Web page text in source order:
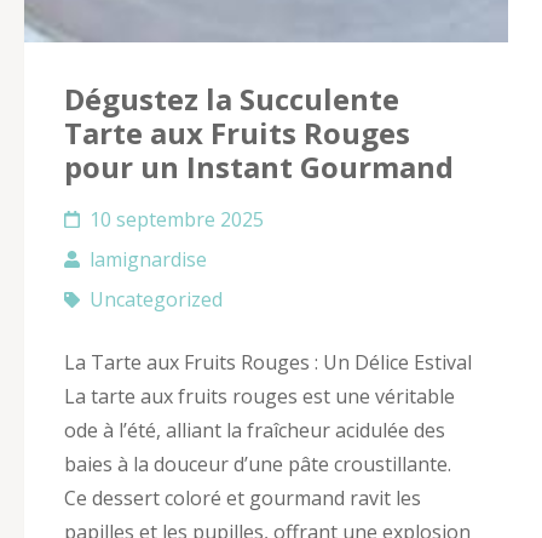
Dégustez la Succulente
Tarte aux Fruits Rouges
pour un Instant Gourmand
10 septembre 2025
lamignardise
Uncategorized
La Tarte aux Fruits Rouges : Un Délice Estival
La tarte aux fruits rouges est une véritable
ode à l’été, alliant la fraîcheur acidulée des
baies à la douceur d’une pâte croustillante.
Ce dessert coloré et gourmand ravit les
papilles et les pupilles, offrant une explosion